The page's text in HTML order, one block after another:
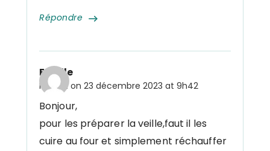
Répondre
Estelle
Posted on 23 décembre 2023 at 9h42
Bonjour,
pour les préparer la veille,faut il les
cuire au four et simplement réchauffer